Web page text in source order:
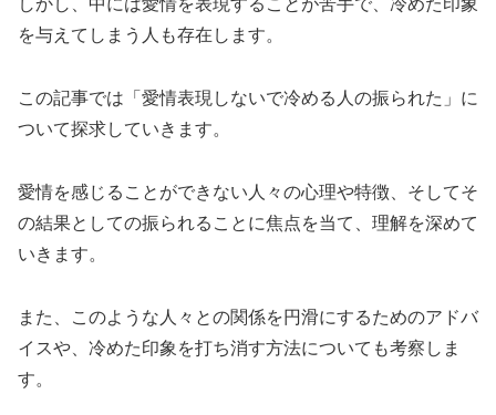
しかし、中には愛情を表現することが苦手で、冷めた印象
を与えてしまう人も存在します。
この記事では「愛情表現しないで冷める人の振られた」に
ついて探求していきます。
愛情を感じることができない人々の心理や特徴、そしてそ
の結果としての振られることに焦点を当て、理解を深めて
いきます。
また、このような人々との関係を円滑にするためのアドバ
イスや、冷めた印象を打ち消す方法についても考察しま
す。